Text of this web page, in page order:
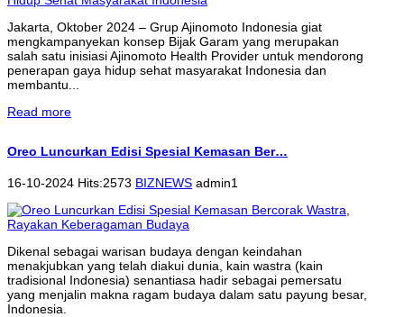
Jakarta, Oktober 2024 – Grup Ajinomoto Indonesia giat
mengkampanyekan konsep Bijak Garam yang merupakan
salah satu inisiasi Ajinomoto Health Provider untuk mendorong
penerapan gaya hidup sehat masyarakat Indonesia dan
membantu...
Read more
Oreo Luncurkan Edisi Spesial Kemasan Ber…
16-10-2024 Hits:2573 BIZNEWS admin1
Dikenal sebagai warisan budaya dengan keindahan
menakjubkan yang telah diakui dunia, kain wastra (kain
tradisional Indonesia) senantiasa hadir sebagai pemersatu
yang menjalin makna ragam budaya dalam satu payung besar,
Indonesia.